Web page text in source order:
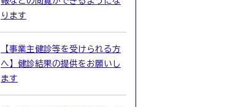
ります
【事業主健診等を受けられる方
へ】健診結果の提供をお願いし
ます